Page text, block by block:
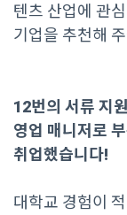
텐츠 산업에 관
기업을 추천해
12번의 서류 지
영업 매니저로
취업했습니다!
대학교 경험이